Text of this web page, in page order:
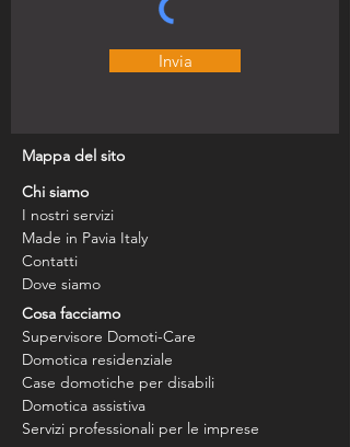
Invia
Mappa del sito
Chi siamo
I nostri servizi
Made in Pavia Italy
Contatti
Dove siamo
Cosa facciamo
Supervisore Domoti-Care
Domotica residenziale
Case domotiche per disabili
Domotica assistiva
Servizi professionali per le imprese